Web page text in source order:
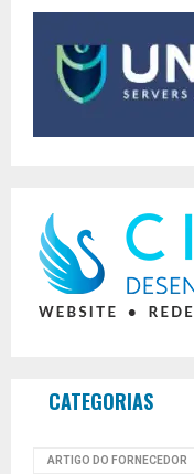
CATEGORIAS
ARTIGO DO FORNECEDOR